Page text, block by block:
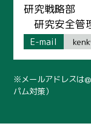
研究戦略部
研究安全管
E-mail
※メールアドレスは
パム対策）